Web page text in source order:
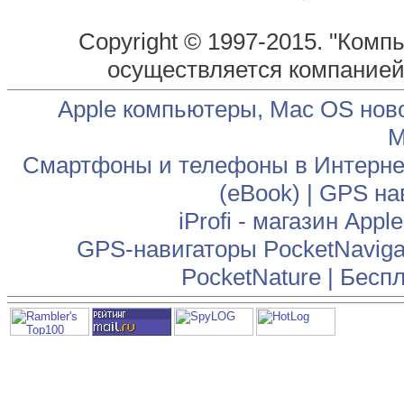
Copyright © 1997-2015.
осуществляется
Apple компьютеры, Mac OS
Смартфоны и телефоны в
(eBook) | GPS
iProfi - магазин
GPS-навигаторы
PocketNature|